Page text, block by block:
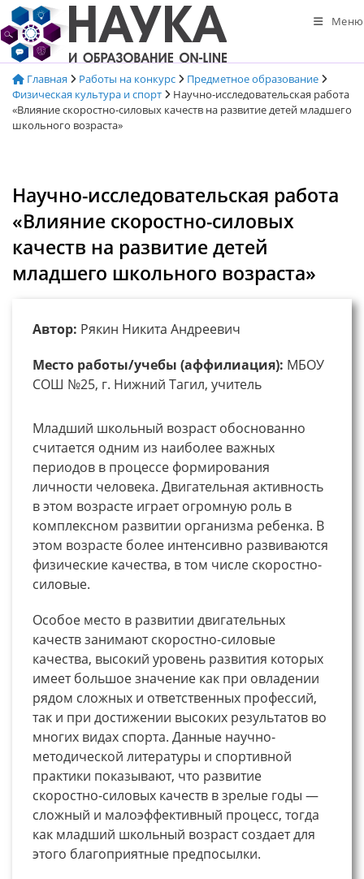
Перейти
к
содержимому
Меню
Главная Работы на конкурс
Предметное образование
Физическая культура и спорт
Научно-исследовательская работа
«Влияние скоростно-силовых качеств на развитие детей младшего
школьного возраста»
Научно-исследовательская работа
«Влияние скоростно-силовых
качеств на развитие детей
младшего школьного возраста»
Автор: Рякин Никита Андреевич
Место работы/учебы (аффилиация): МБОУ
СОШ №25, г. Нижний Тагил, учитель
Младший школьный возраст обоснованно
считается одним из наиболее важных
периодов в процессе формирования
личности человека. Двигательная активность
в этом возрасте играет огромную роль в
комплексном развитии организма ребенка. В
этом возрасте более интенсивно развиваются
физические качества, в том числе скоростно-
силовые.
Особое место в развитии двигательных
качеств занимают скоростно-силовые
качества, высокий уровень развития которых
имеет большое значение как при овладении
рядом сложных и ответственных профессий,
так и при достижении высоких результатов во
многих видах спорта. Данные научно-
методической литературы и спортивной
практики показывают, что развитие
скоростно-силовых качеств в зрелые годы —
сложный и малоэффективный процесс, тогда
как младший школьный возраст создает для
этого благоприятные предпосылки.